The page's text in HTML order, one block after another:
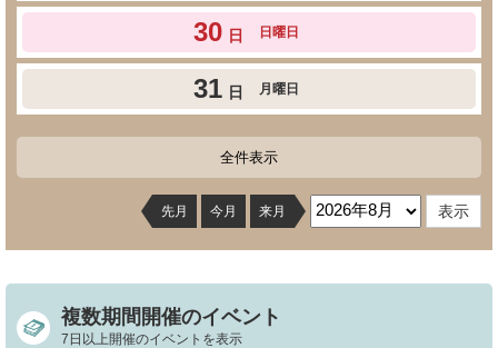
30 日 日曜日
31 日 月曜日
全件表示
先月 今月 来月
複数期間開催のイベント
7日以上開催のイベントを表示